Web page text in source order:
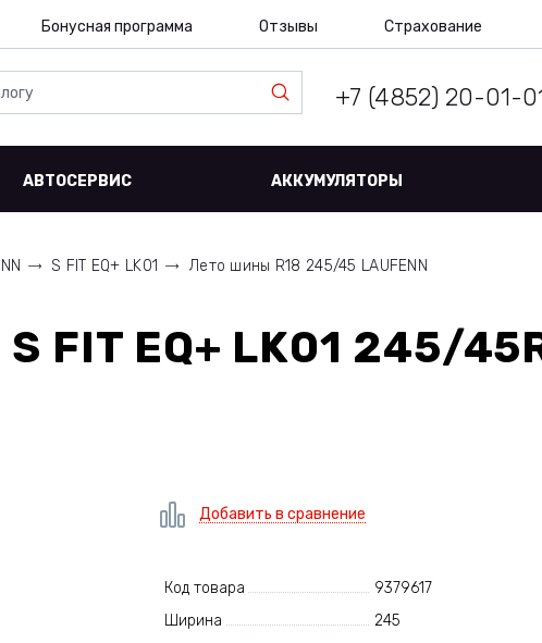
Бонусная программа Отзывы Страхование
+7 (4852) 20-01-
АВТОСЕРВИС АККУМУЛЯТОРЫ
S FIT EQ+ LK01 Лето шины R18 245/45 LAUFENN
S FIT EQ+ LK01 245/
Добавить в сравнение
Код товара
9379617
Ширина
245